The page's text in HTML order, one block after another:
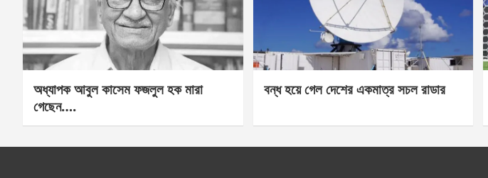
অধ্যাপক আবুল কাসেম ফজলুল হক মারা
গেছেন….
বন্ধ হয়ে গেল দেশের একমাত্র সচল রাডার